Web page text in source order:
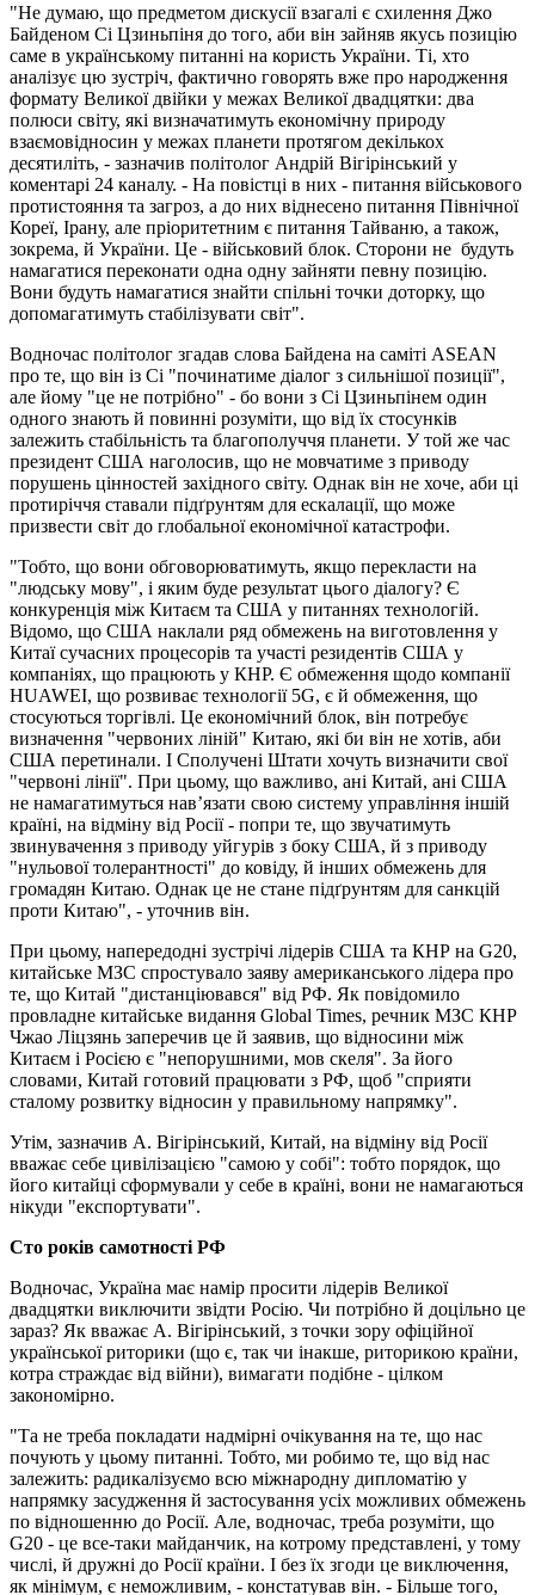
"Не думаю, що предметом дискусії взагалі є схилення Джо
Байденом Сі Цзиньпіня до того, аби він зайняв якусь позицію
саме в українському питанні на користь України. Ті, хто
аналізує цю зустріч, фактично говорять вже про народження
формату Великої двійки у межах Великої двадцятки: два
полюси світу, які визначатимуть економічну природу
взаємовідносин у межах планети протягом декількох
десятиліть, - зазначив політолог Андрій Вігірінський у
коментарі 24 каналу. - На повістці в них - питання військового
протистояння та загроз, а до них віднесено питання Північної
Кореї, Ірану, але пріоритетним є питання Тайваню, а також,
зокрема, й України. Це - військовий блок. Сторони не будуть
намагатися переконати одна одну зайняти певну позицію.
Вони будуть намагатися знайти спільні точки доторку, що
допомагатимуть стабілізувати світ".
Водночас політолог згадав слова Байдена на саміті ASEAN
про те, що він із Сі "починатиме діалог з сильнішої позиції",
але йому "це не потрібно" - бо вони з Сі Цзиньпінем один
одного знають й повинні розуміти, що від їх стосунків
залежить стабільність та благополуччя планети. У той же час
президент США наголосив, що не мовчатиме з приводу
порушень цінностей західного світу. Однак він не хоче, аби ці
протиріччя ставали підґрунтям для ескалації, що може
призвести світ до глобальної економічної катастрофи.
"Тобто, що вони обговорюватимуть, якщо перекласти на
"людську мову", і яким буде результат цього діалогу? Є
конкуренція між Китаєм та США у питаннях технологій.
Відомо, що США наклали ряд обмежень на виготовлення у
Китаї сучасних процесорів та участі резидентів США у
компаніях, що працюють у КНР. Є обмеження щодо компанії
HUAWEI, що розвиває технології 5G, є й обмеження, що
стосуються торгівлі. Це економічний блок, він потребує
визначення "червоних ліній" Китаю, які би він не хотів, аби
США перетинали. І Сполучені Штати хочуть визначити свої
"червоні лінії". При цьому, що важливо, ані Китай, ані США
не намагатимуться нав’язати свою систему управління іншій
країні, на відміну від Росії - попри те, що звучатимуть
звинувачення з приводу уйгурів з боку США, й з приводу
"нульової толерантності" до ковіду, й інших обмежень для
громадян Китаю. Однак це не стане підґрунтям для санкцій
проти Китаю", - уточнив він.
При цьому, напередодні зустрічі лідерів США та КНР на G20,
китайське МЗС спростувало заяву американського лідера про
те, що Китай "дистанціювався" від РФ. Як повідомило
провладне китайське видання Global Times, речник МЗС КНР
Чжао Ліцзянь заперечив це й заявив, що відносини між
Китаєм і Росією є "непорушними, мов скеля". За його
словами, Китай готовий працювати з РФ, щоб "сприяти
сталому розвитку відносин у правильному напрямку".
Утім, зазначив А. Вігірінський, Китай, на відміну від Росії
вважає себе цивілізацією "самою у собі": тобто порядок, що
його китайці сформували у себе в країні, вони не намагаються
нікуди "експортувати".
Сто років самотності РФ
Водночас, Україна має намір просити лідерів Великої
двадцятки виключити звідти Росію. Чи потрібно й доцільно це
зараз? Як вважає А. Вігірінський, з точки зору офіційної
української риторики (що є, так чи інакше, риторикою країни,
котра страждає від війни), вимагати подібне - цілком
закономірно.
"Та не треба покладати надмірні очікування на те, що нас
почують у цьому питанні. Тобто, ми робимо те, що від нас
залежить: радикалізуємо всю міжнародну дипломатію у
напрямку засудження й застосування усіх можливих обмежень
по відношенню до Росії. Але, водночас, треба розуміти, що
G20 - це все-таки майданчик, на котрому представлені, у тому
числі, й дружні до Росії країни. І без їх згоди це виключення,
як мінімум, є неможливим, - констатував він. - Більше того,